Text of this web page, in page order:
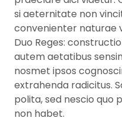
si aeternitate non
convenienter naturae
Duo Reges:
autem aetatibus
nosmet ipsos
extrahenda radicitus.
polita, sed nescio
non habet.